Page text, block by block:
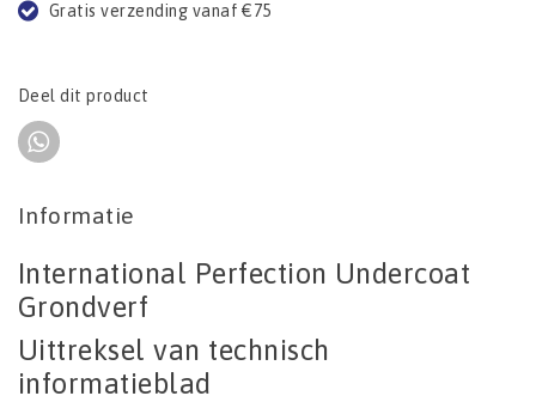
Gratis verzending vanaf €75
Deel dit product
Informatie
International Perfection Undercoat
Grondverf
Uittreksel van technisch
informatieblad